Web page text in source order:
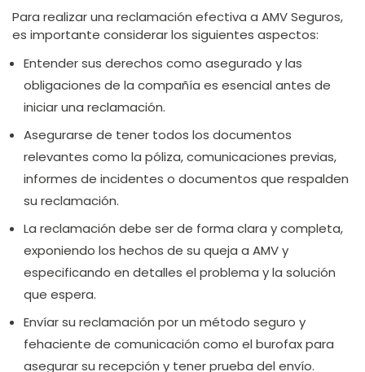
Para realizar una reclamación efectiva a AMV Seguros,
es importante considerar los siguientes aspectos:
Entender sus derechos como asegurado y las
obligaciones de la compañía es esencial antes de
iniciar una reclamación.
Asegurarse de tener todos los documentos
relevantes como la póliza, comunicaciones previas,
informes de incidentes o documentos que respalden
su reclamación.
La reclamación debe ser de forma clara y completa,
exponiendo los hechos de su queja a AMV y
especificando en detalles el problema y la solución
que espera.
Envíar su reclamación por un método seguro y
fehaciente de comunicación como el burofax para
asegurar su recepción y tener prueba del envío.